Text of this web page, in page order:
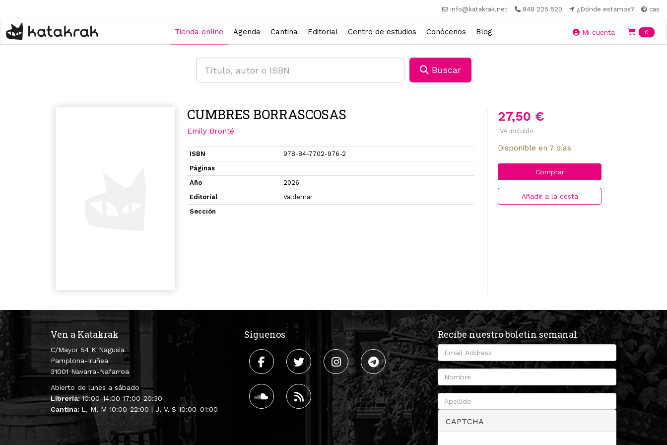
contenido
principal
info@katakrak.net 948 225 520 ¿Dónde estamos? cas
Tienda online Agenda Cantina Editorial Centro de estudios Conócenos Blog Mi cuenta 0
Buscar
27,50 €
IVA incluido
Disponible en 7 días
Comprar
Añadir a la cesta
CUMBRES BORRASCOSAS
Emily Brontë
ISBN
978-84-7702-976-2
Páginas
Año
2026
Editorial
Valdemar
Sección
Ven a Katakrak
C/Mayor 54 K Nagusia
Pamplona-Iruñea
31001 Navarra-Nafarroa
Abierto de lunes a sábado
Librería:10:00-14:00 17:00-20:30
Cantina: L, M, M 10:00-22:00 | J, V, S 10:00-01:00
Síguenos Recibe nuestro boletín semanal
CAPTCHA